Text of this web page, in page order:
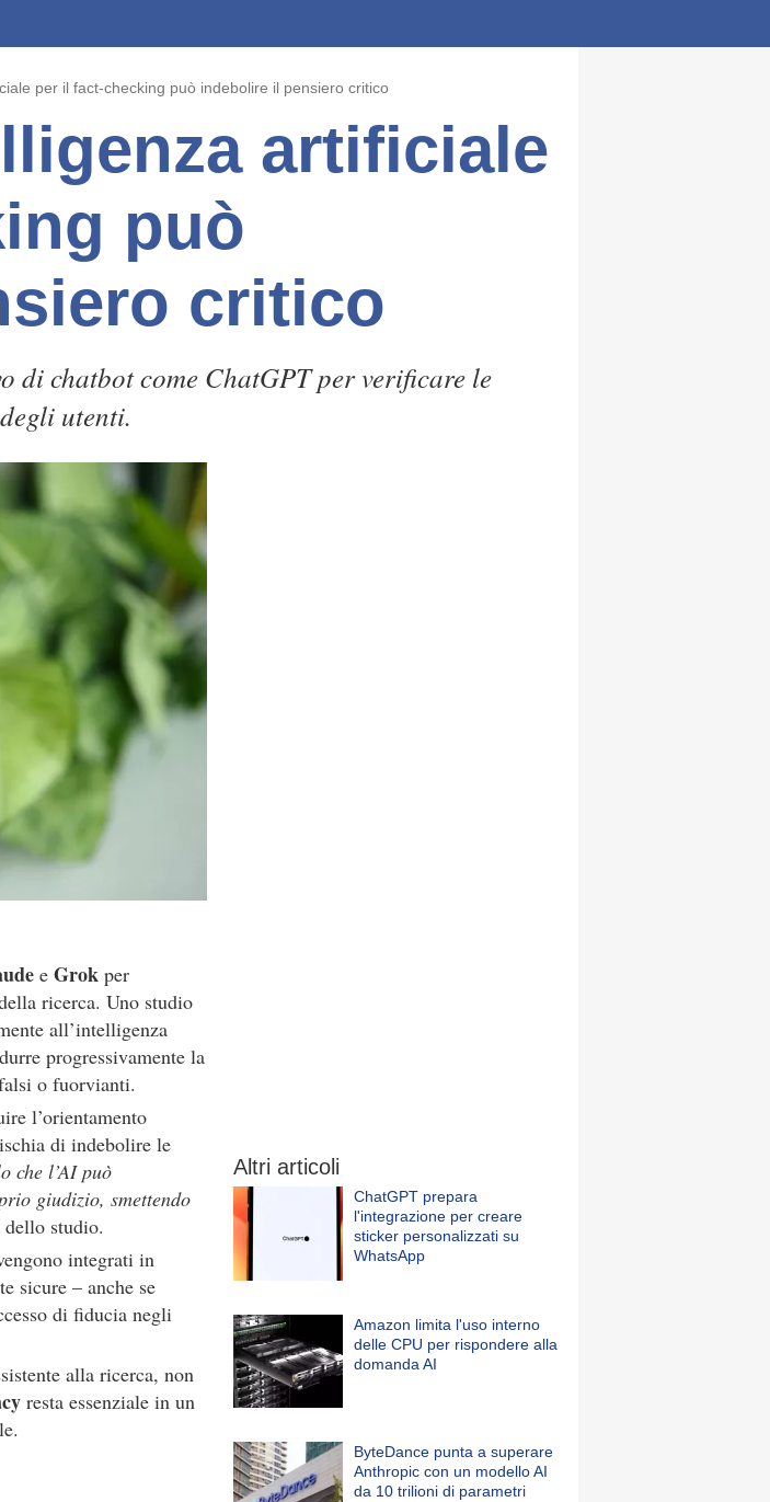
per il fact-checking può indebolire il pensiero critico
artificiale
può
critico
di chatbot come ChatGPT per verificare le
utenti.
e Grok per
ricerca. Uno studio
all’intelligenza
progressivamente la
o fuorvianti.
l’orientamento
di indebolire le
che l’AI può
giudizio, smettendo
studio.
integrati in
sicure – anche se
di fiducia negli
alla ricerca, non
resta essenziale in un
Altri articoli
ChatGPT prepara
l'integrazione per creare
sticker personalizzati su
WhatsApp
Amazon limita l'uso interno
delle CPU per rispondere alla
domanda AI
ByteDance punta a superare
Anthropic con un modello AI
da 10 trilioni di parametri